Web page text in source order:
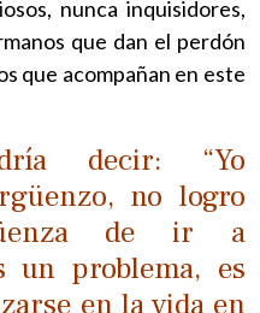
nunca inquisidores,
que dan el perdón
que acompañan en este
decir: “Yo
no logro
de ir a
un problema, es
en la vida en